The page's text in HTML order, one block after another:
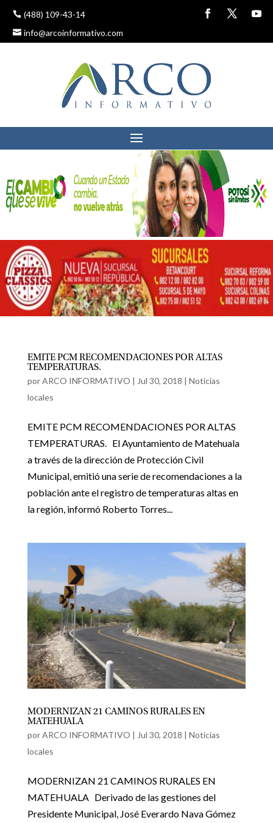
(488) 109-43-14
info@arcoinformativo.com
EMITE PCM RECOMENDACIONES POR ALTAS
TEMPERATURAS.
porARCO INFORMATIVO | Jul 30, 2018 | Noticias
locales
EMITE PCM RECOMENDACIONES POR ALTAS
TEMPERATURAS. El Ayuntamiento de Matehuala
a través de la dirección de Protección Civil
Municipal, emitió una serie de recomendaciones a la
población ante el registro de temperaturas altas en
la región, informó Roberto Torres...
MODERNIZAN 21 CAMINOS RURALES EN
MATEHUALA
porARCO INFORMATIVO | Jul 30, 2018 | Noticias
locales
MODERNIZAN 21 CAMINOS RURALES EN
MATEHUALA Derivado de las gestiones del
Presidente Municipal, José Everardo Nava Gómez